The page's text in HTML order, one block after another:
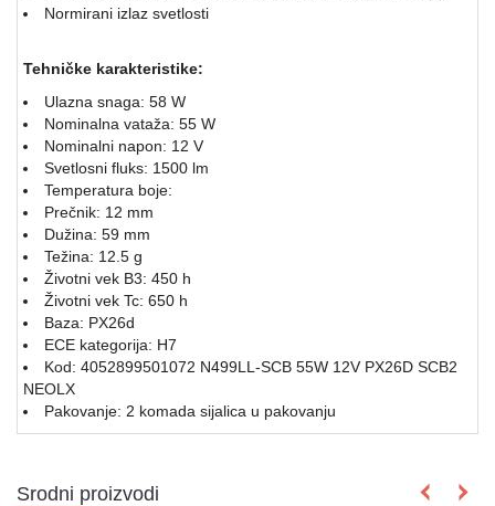
Normirani izlaz svetlosti
Tehničke karakteristike:
Ulazna snaga: 58 W
Nominalna vataža: 55 W
Nominalni napon: 12 V
Svetlosni fluks: 1500 lm
Temperatura boje:
Prečnik: 12 mm
Dužina: 59 mm
Težina: 12.5 g
Životni vek B3: 450 h
Životni vek Tc: 650 h
Baza: PX26d
ECE kategorija: H7
Kod: 4052899501072 N499LL-SCB 55W 12V PX26D SCB2
NEOLX
Pakovanje: 2 komada sijalica u pakovanju
Srodni proizvodi